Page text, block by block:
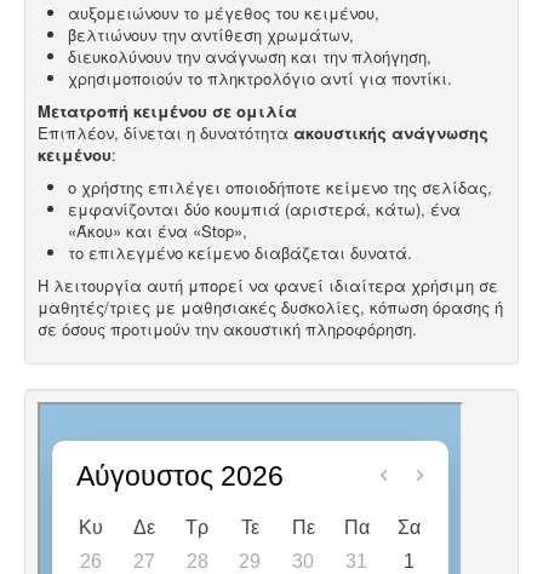
αυξομειώνουν το μέγεθος του κειμένου,
βελτιώνουν την αντίθεση χρωμάτων,
διευκολύνουν την ανάγνωση και την πλοήγηση,
χρησιμοποιούν το πληκτρολόγιο αντί για ποντίκι.
Μετατροπή κειμένου σε ομιλία
Επιπλέον, δίνεται η δυνατότητα ακουστικής ανάγνωσης
κειμένου:
ο χρήστης επιλέγει οποιοδήποτε κείμενο της σελίδας,
εμφανίζονται δύο κουμπιά (αριστερά, κάτω), ένα
«Άκου» και ένα «Stop»,
το επιλεγμένο κείμενο διαβάζεται δυνατά.
Η λειτουργία αυτή μπορεί να φανεί ιδιαίτερα χρήσιμη σε
μαθητές/τριες με μαθησιακές δυσκολίες, κόπωση όρασης ή
σε όσους προτιμούν την ακουστική πληροφόρηση.